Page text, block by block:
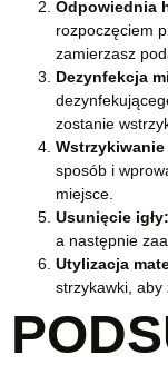
Odpowiednia
rozpoczęciem
zamierzasz
Dezynfekcja
zostanie
sposób i
miejsce.
Usunięcie igły:
a następnie
Utylizacja
strzykawki, aby